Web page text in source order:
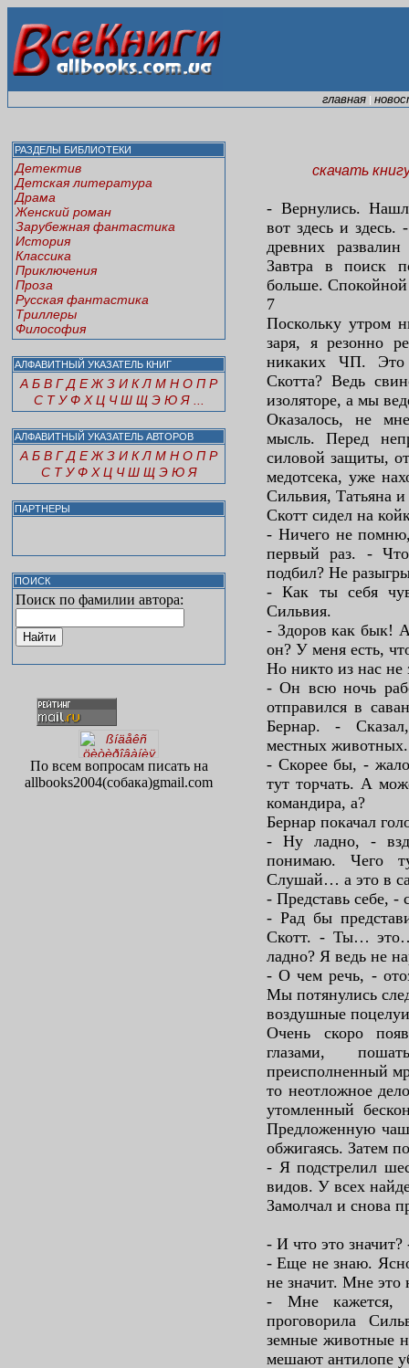
главная |
РАЗДЕЛЫ БИБЛИОТЕКИ
Детектив
Детская литература
Драма
Женский роман
Зарубежная фантастика
История
Классика
Приключения
Проза
Русская фантастика
Триллеры
Философия
АЛФАВИТНЫЙ УКАЗАТЕЛЬ КНИГ
А Б В Г Д Е Ж З И К Л М Н О П Р
С Т У Ф Х Ц Ч Ш Щ Э Ю Я
АЛФАВИТНЫЙ УКАЗАТЕЛЬ АВТОРОВ
А Б В Г Д Е Ж З И К Л М Н О П Р
С Т У Ф Х Ц Ч Ш Щ Э Ю Я
ПАРТНЕРЫ
ПОИСК
Поиск по фамилии автора:
По всем вопросам писать на
allbooks2004(собака)gmail.com
скачать
- Вернулись.
вот здесь и здесь.
древних
Завтра в поиск
больше.
7
Поскольку утром
заря, я резонно
никаких ЧП. Это
Скотта? Ведь
изоляторе, а мы
Оказалось, не
мысль. Перед
силовой защиты,
медотсека, уже
Сильвия, Татьяна
Скотт сидел на
- Ничего не
первый раз. -
подбил? Не
- Как ты себя
Сильвия.
- Здоров как бык!
он? У меня есть,
Но никто из нас не
- Он всю ночь
отправился в
Бернар. -
местных
- Скорее бы, -
тут торчать. А
командира, а?
Бернар покачал
- Ну ладно, -
понимаю. Чего
Слушай… а это в
- Представь себе, -
- Рад бы
Скотт. - Ты…
ладно? Я ведь не
- О чем речь, -
Мы потянулись
воздушные
Очень скоро
глазами,
преисполненный
то неотложное
утомленный
Предложенную
обжигаясь. Затем
- Я подстрелил
видов. У всех
Замолчал и снова
- И что это значит?
- Еще не знаю.
не значит. Мне это
- Мне кажется,
проговорила
земные животные
мешают антилопе